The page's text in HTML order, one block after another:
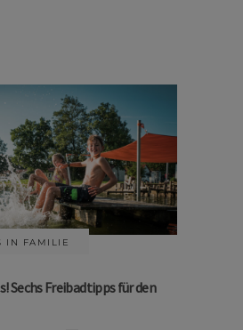
IN FAMILIE
Sechs Freibadtipps für den